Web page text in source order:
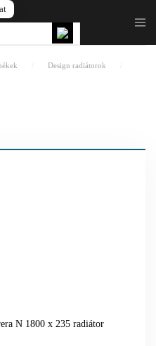
Design radiátorok
N 1800 x 235 radiátor